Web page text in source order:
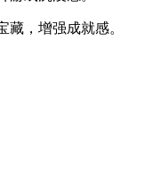
，增强成就感。